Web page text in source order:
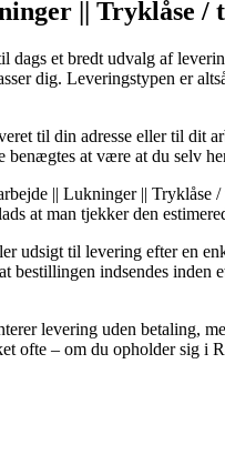
|| Tryklåse
dags et bredt udvalg af
dig. Leveringstypen er
til din adresse eller til dit
at være at du selv
|| Lukninger ||
at man tjekker den
udsigt til levering efter en
bestillingen indsendes inden
levering uden betaling,
ofte – om du opholder sig